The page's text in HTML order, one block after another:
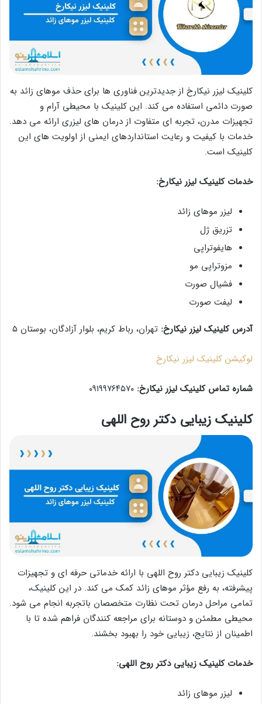
کلینیک لیزر نیکارخ از جدیدترین فناوری‌ ها برای حذف موهای زائد به
صورت دائمی استفاده می‌ کند. این کلینیک با محیطی آرام و
تجهیزات مدرن، تجربه‌ ای متفاوت از درمان‌ های لیزری ارائه می‌ دهد.
خدمات با کیفیت و رعایت استانداردهای ایمنی از اولویت‌ های این
کلینیک است.
خدمات کلینیک لیزر نیکارخ:
لیزر موهای زائد
تزریق ژل
هایفوتراپی
مزوتراپی مو
فشیال صورت
لیفت صورت
آدرس کلینیک لیزر نیکارخ: تهران، رباط کریم، بلوار آزادگان، بوستان ۵
لوکیشن کلینیک لیزر نیکارخ
شماره تماس کلینیک لیزر نیکارخ:
کلینیک زیبایی دکتر روح اللهی
کلینیک زیبایی دکتر روح اللهی با ارائه خدماتی حرفه‌ ای و تجهیزات
پیشرفته، به رفع مؤثر موهای زائد کمک می‌ کند. در این کلینیک،
تمامی مراحل درمان تحت نظارت متخصصان باتجربه انجام می‌ شود.
محیطی مطمئن و دوستانه برای مراجعه‌ کنندگان فراهم شده تا با
اطمینان از نتایج، زیبایی خود را بهبود بخشند.
خدمات کلینیک زیبایی دکتر روح اللهی:
لیزر موهای زائد